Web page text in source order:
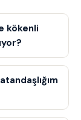
kökenli